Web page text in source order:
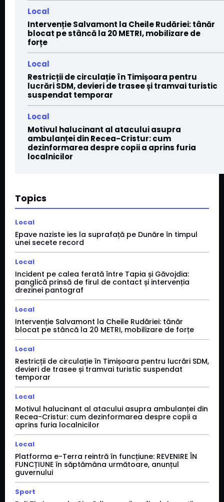
Local
Intervenție Salvamont la Cheile Rudăriei: tânăr
blocat pe stâncă la 20 METRI, mobilizare de
forțe
Local
Restricții de circulație în Timișoara pentru
lucrări SDM, devieri de trasee și tramvai turistic
suspendat temporar
Local
Motivul halucinant al atacului asupra
ambulanței din Recea-Cristur: cum
dezinformarea despre copii a aprins furia
localnicilor
Topics
Local
Epave naziste ies la suprafață pe Dunăre în timpul
unei secete record
Local
Incident pe calea ferată între Tapia și Găvojdia:
panglică prinsă de firul de contact și intervenția
drezinei pantograf
Local
Intervenție Salvamont la Cheile Rudăriei: tânăr
blocat pe stâncă la 20 METRI, mobilizare de forțe
Local
Restricții de circulație în Timișoara pentru lucrări SDM,
devieri de trasee și tramvai turistic suspendat
temporar
Local
Motivul halucinant al atacului asupra ambulanței din
Recea-Cristur: cum dezinformarea despre copii a
aprins furia localnicilor
Local
Platforma e-Terra reintră în funcțiune: REVENIRE ÎN
FUNCȚIUNE în săptămâna următoare, anunțul
guvernului
Sport